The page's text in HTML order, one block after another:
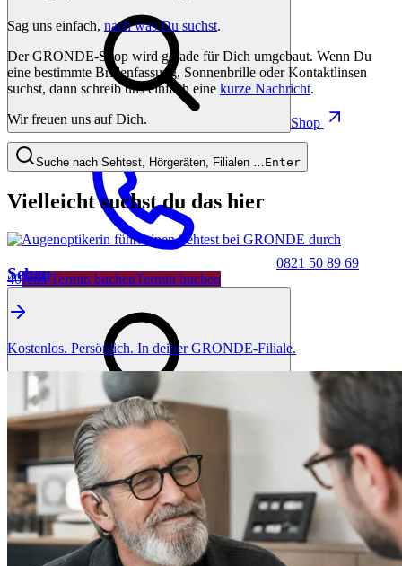
Shop
0821 50 89 69
40Jetzt Termin buchenTermin buchen
Sag uns einfach, nach was Du suchst.
Der GRONDE-Shop wird gerade für Dich umgebaut. Wenn Du
eine bestimmte Brillenfassung, Sonnenbrille oder Kontaktlinsen
suchst, dann schreib uns einfach eine kurze Nachricht.
Wir freuen uns auf Dich.
Suche nach Sehtest, Hörgeräten, Filialen … Enter
Vielleicht suchst du das hier
Sehen
Kostenlos. Persönlich. In deiner GRONDE-Filiale.